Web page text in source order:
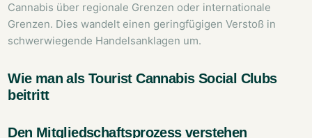
Cannabis über regionale Grenzen oder internationale
Grenzen. Dies wandelt einen geringfügigen Verstoß in
schwerwiegende Handelsanklagen um.
Wie man als Tourist Cannabis Social Clubs
beitritt
Den Mitgliedschaftsprozess verstehen